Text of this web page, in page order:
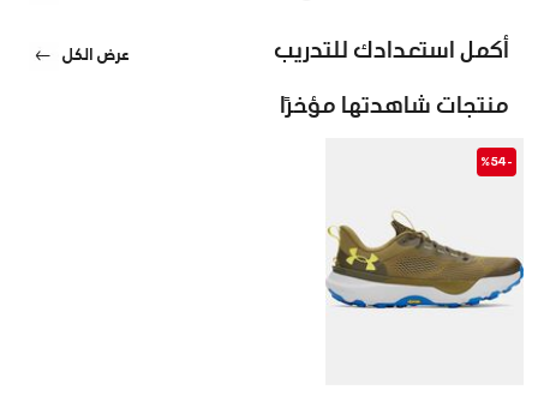
أكمل استعدادك للتدريب عرض الكل
منتجات شاهدتها مؤخرًا
-%54